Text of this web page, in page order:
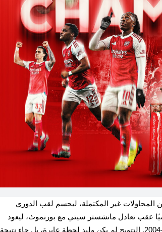
غير المكتملة، ليحسم لقب الدوري
أن ضمن الصدارة رسميًا عقب تعادل مانشستر سيتي مع بورنموث، ليعود
. التتويج لم يكن وليد لحظة عابرة، بل جاء نتيجة